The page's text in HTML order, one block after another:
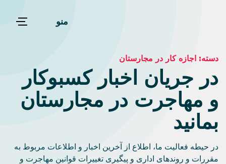
منو
دسته: اجازه کار در مجارستان
در جریان اخبار کسبوکار
و مهاجرت در مجارستان
بمانید
در حیطه فعالیت ما، اطلاع از آخرین اخبار و اطلاعات مربوط به
مقررات و روندهای اداری و پیگیری تغییرات قوانین مهاجرت و